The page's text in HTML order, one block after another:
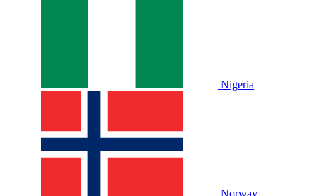
Nigeria
Norway